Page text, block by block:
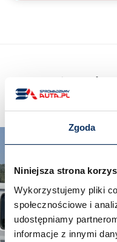
Zgoda
Niniejsza strona
Wykorzystujemy pliki
społecznościowe i
udostępniamy
informacje z innymi
Może